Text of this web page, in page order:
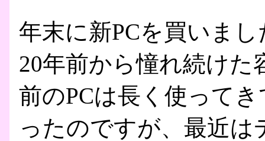
年末に新PCを買いまし
20年前から憧れ続けた
前のPCは長く使って
ったのですが、最近